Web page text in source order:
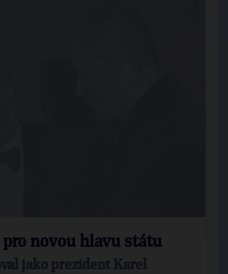
pro novou hlavu státu
jako prezident Karel